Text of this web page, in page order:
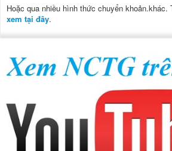
Hoặc qua nhiều hình thức chuyển
xem tại đây.